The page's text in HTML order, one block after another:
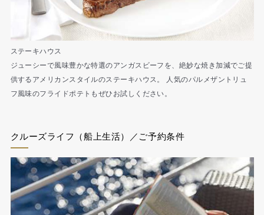
ステーキハウス
ジューシーで風味豊かな特選のアンガスビーフを、絶妙な焼き加減でご提
供するアメリカンスタイルのステーキハウス。 人気のパルメザントリュ
フ風味のフライドポテトもぜひお試しください。
クルーズライフ（船上生活）／ご予約条件